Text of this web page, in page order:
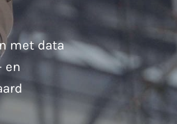
met data
en